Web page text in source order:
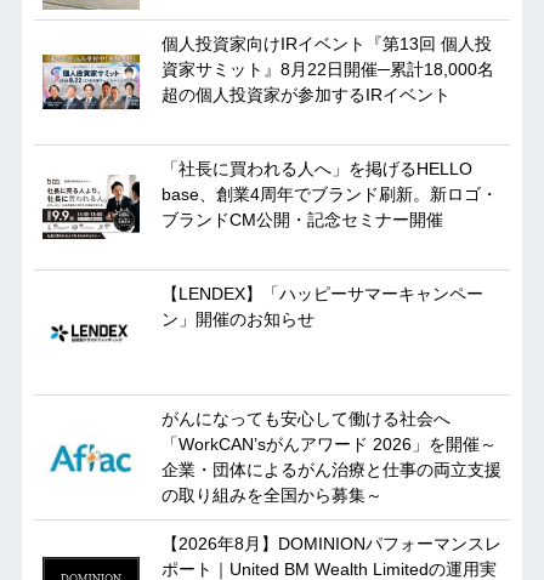
個人投資家向けIRイベント『第13回 個人投
資家サミット』8月22日開催─累計18,000名
超の個人投資家が参加するIRイベント
「社長に買われる人へ」を掲げるHELLO
base、創業4周年でブランド刷新。新ロゴ・
ブランドCM公開・記念セミナー開催
【LENDEX】「ハッピーサマーキャンペー
ン」開催のお知らせ
がんになっても安心して働ける社会へ
「WorkCAN’sがんアワード 2026」を開催～
企業・団体によるがん治療と仕事の両立支援
の取り組みを全国から募集～
【2026年8月】DOMINIONパフォーマンスレ
ポート｜United BM Wealth Limitedの運用実